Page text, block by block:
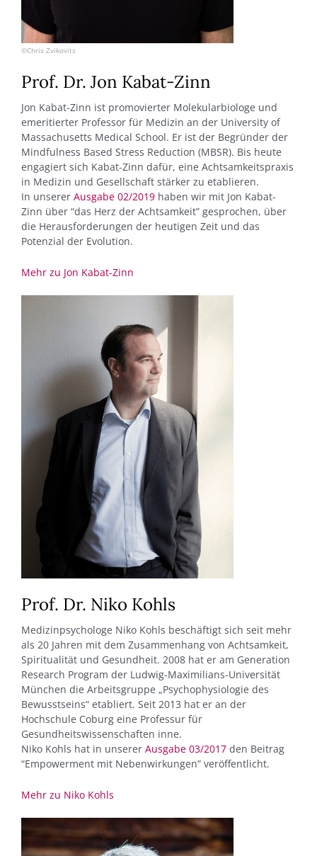
©Chris Zvikovits
Prof. Dr. Jon Kabat-Zinn
Jon Kabat-Zinn ist promovierter Molekularbiologe und
emeritierter Professor für Medizin an der University of
Massachusetts Medical School. Er ist der Begründer der
Mindfulness Based Stress Reduction (MBSR). Bis heute
engagiert sich Kabat-Zinn dafür, eine Achtsamkeitspraxis
in Medizin und Gesellschaft stärker zu etablieren.
In unserer Ausgabe 02/2019 haben wir mit Jon Kabat-
Zinn über “das Herz der Achtsamkeit” gesprochen, über
die Herausforderungen der heutigen Zeit und das
Potenzial der Evolution.
Mehr zu Jon Kabat-Zinn
Prof. Dr. Niko Kohls
Medizinpsychologe Niko Kohls beschäftigt sich seit mehr
als 20 Jahren mit dem Zusammenhang von Achtsamkeit,
Spiritualität und Gesundheit. 2008 hat er am Generation
Research Program der Ludwig-Maximilians-Universität
München die Arbeitsgruppe „Psychophysiologie des
Bewusstseins“ etabliert. Seit 2013 hat er an der
Hochschule Coburg eine Professur für
Gesundheitswissenschaften inne.
Niko Kohls hat in unserer Ausgabe 03/2017 den Beitrag
“Empowerment mit Nebenwirkungen” veröffentlicht.
Mehr zu Niko Kohls